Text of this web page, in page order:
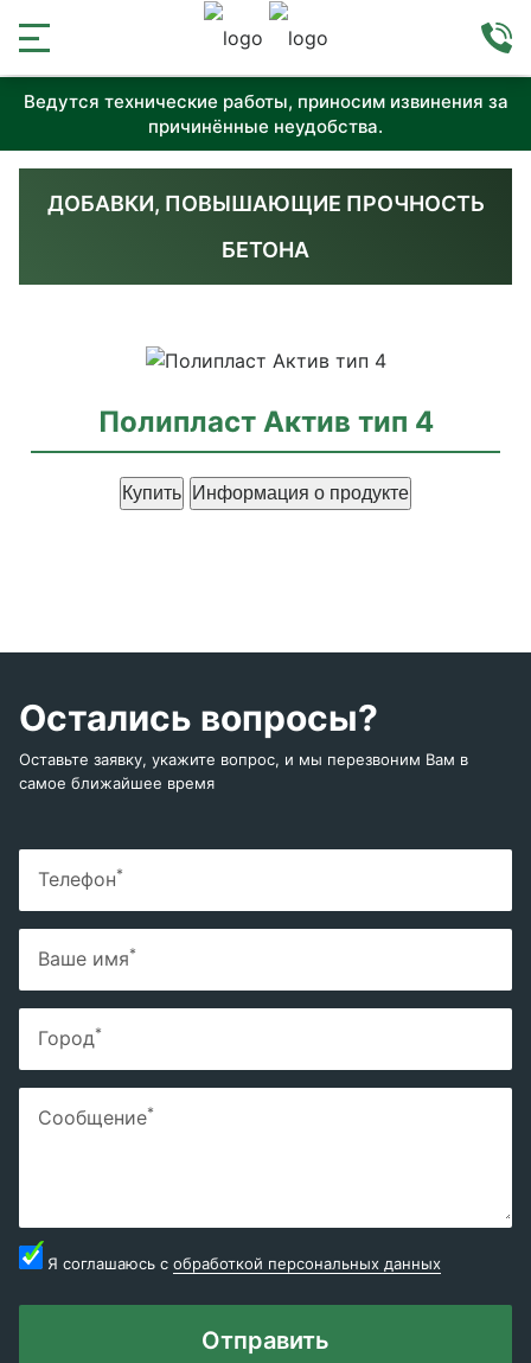
Ведутся технические работы, приносим извинения за
причинённые неудобства.
ДОБАВКИ, ПОВЫШАЮЩИЕ ПРОЧНОСТЬ
БЕТОНА
Полипласт Актив тип 4
Купить Информация о продукте
Остались вопросы?
Оставьте заявку, укажите вопрос, и мы перезвоним Вам в
самое ближайшее время
Телефон*
Ваше имя*
Город*
Сообщение*
Я соглашаюсь с обработкой персональных данных
Отправить